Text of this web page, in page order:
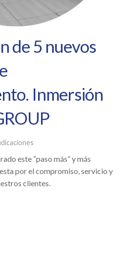
de 5 nuevos
Inmersión
este “paso más” y más
por el compromiso, servicio y
clientes.